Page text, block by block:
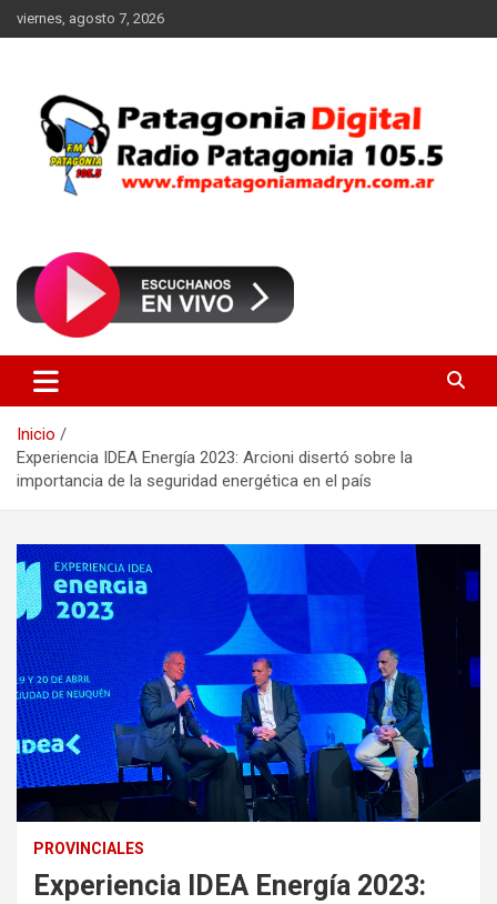
Saltar
al
viernes, agosto 7, 2026
FM Patagonia Madryn
Inicio
Experiencia IDEA Energía 2023: Arcioni disertó sobre la
importancia de la seguridad energética en el país
PROVINCIALES
Experiencia IDEA Energía 2023: